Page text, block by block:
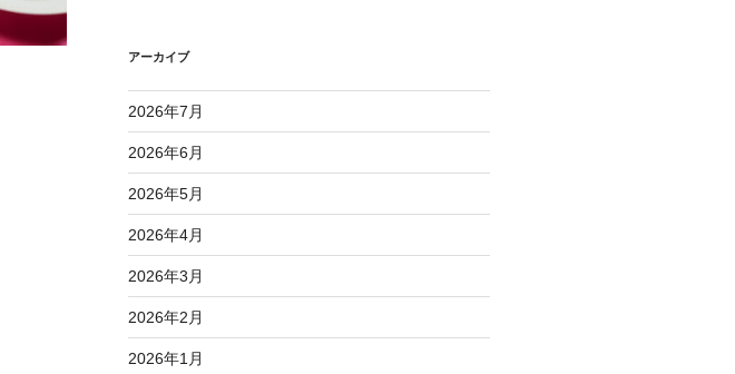
アーカイブ
2026年7月
2026年6月
2026年5月
2026年4月
2026年3月
2026年2月
2026年1月